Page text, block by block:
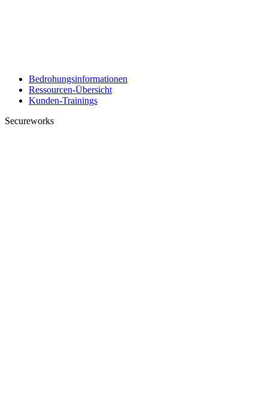
Bedrohungsinformationen
Ressourcen-Übersicht
Kunden-Trainings
Secureworks